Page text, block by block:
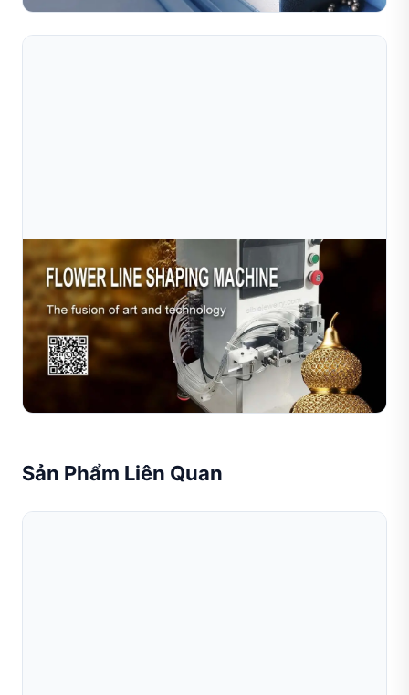
Jul 10, 2026
Máy Sible Filigree: Nơi Công Nghệ Chính Xác
Giao Thoa Cùng Nghệ Thuật Chế Tác Tr
Tại Sible, chúng tôi không chỉ bán máy móc—chúng tôi
cung cấp các giải pháp sản xuất trang sức sẵn sàng cho
tương lai. Dù bạn đang nâng cấp xưởng chế tác quy mô...
Sản Phẩm Liên Quan